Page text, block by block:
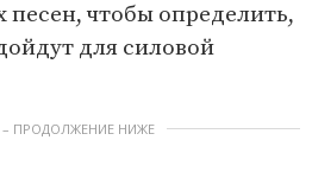
песен, чтобы определить,
для силовой
– ПРОДОЛЖЕНИЕ НИЖЕ